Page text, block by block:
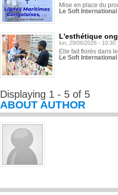
Mise en place du
Le Soft
L'esthétique
lun, 29/06/2026 - 10:30
Elle fait florès dans
Le Soft
Displaying 1 - 5 of 5
ABOUT AUTHOR